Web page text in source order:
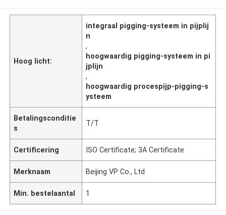
Hoog licht:
integraal pigging-systeem in pijplij
n
,
hoogwaardig pigging-systeem in pi
jplijn
,
hoogwaardig procespijp-pigging-s
ysteem
Betalingsconditie
s
T/T
Certificering ISO Certificate; 3A Certificate
Merknaam Beijing VP Co., Ltd
Min. bestelaantal 1